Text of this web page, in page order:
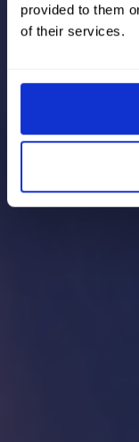
provided to them
of their services.